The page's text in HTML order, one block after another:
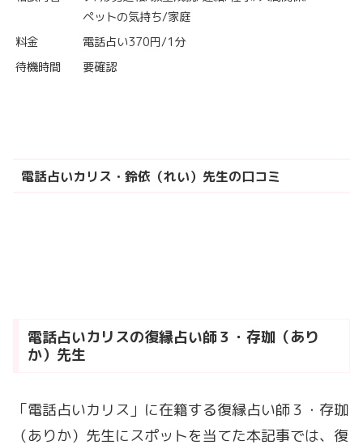
ペットの気持ち/家庭
料金
電話占い370円/1分
待機時間
要確認
電話占いカリス・鈴依（れい）先生の口コミ
電話占いカリスの復縁占い師３・存珈（あり
か）先生
「電話占いカリス」に在籍する復縁占い師３・存珈
（ありか）先生にスポットを当てた本記事では、復